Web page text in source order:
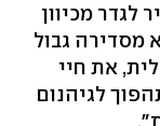
לגדר מכיוון
מסדירה גבול
את חיי
לגיהנום